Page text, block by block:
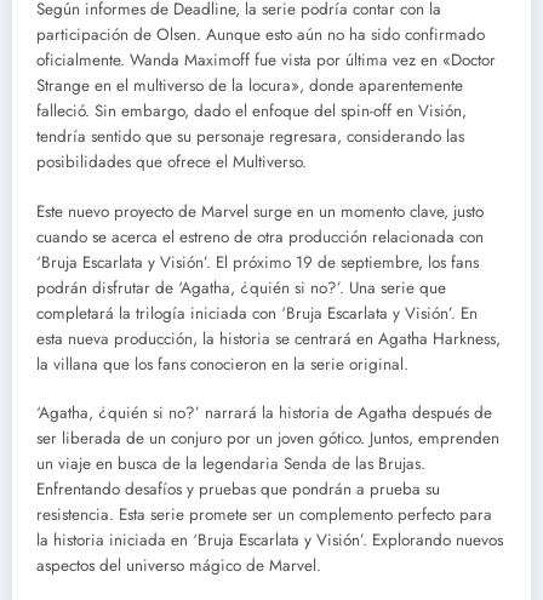
Según informes de Deadline, la serie podría contar con la
participación de Olsen. Aunque esto aún no ha sido confirmado
oficialmente. Wanda Maximoff fue vista por última vez en «Doctor
Strange en el multiverso de la locura», donde aparentemente
falleció. Sin embargo, dado el enfoque del spin-off en Visión,
tendría sentido que su personaje regresara, considerando las
posibilidades que ofrece el Multiverso.
Este nuevo proyecto de Marvel surge en un momento clave, justo
cuando se acerca el estreno de otra producción relacionada con
‘Bruja Escarlata y Visión’. El próximo 19 de septiembre, los fans
podrán disfrutar de ‘Agatha, ¿quién si no?’. Una serie que
completará la trilogía iniciada con ‘Bruja Escarlata y Visión’. En
esta nueva producción, la historia se centrará en Agatha Harkness,
la villana que los fans conocieron en la serie original.
‘Agatha, ¿quién si no?’ narrará la historia de Agatha después de
ser liberada de un conjuro por un joven gótico. Juntos, emprenden
un viaje en busca de la legendaria Senda de las Brujas.
Enfrentando desafíos y pruebas que pondrán a prueba su
resistencia. Esta serie promete ser un complemento perfecto para
la historia iniciada en ‘Bruja Escarlata y Visión’. Explorando nuevos
aspectos del universo mágico de Marvel.